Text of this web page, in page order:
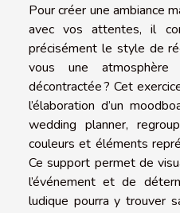
Pour créer une ambiance
avec vos attentes, il
précisément le style de
vous une atmosphère
décontractée ? Cet
l’élaboration d’un
wedding planner,
couleurs et éléments
Ce support permet de
l’événement et de
ludique pourra y trouver